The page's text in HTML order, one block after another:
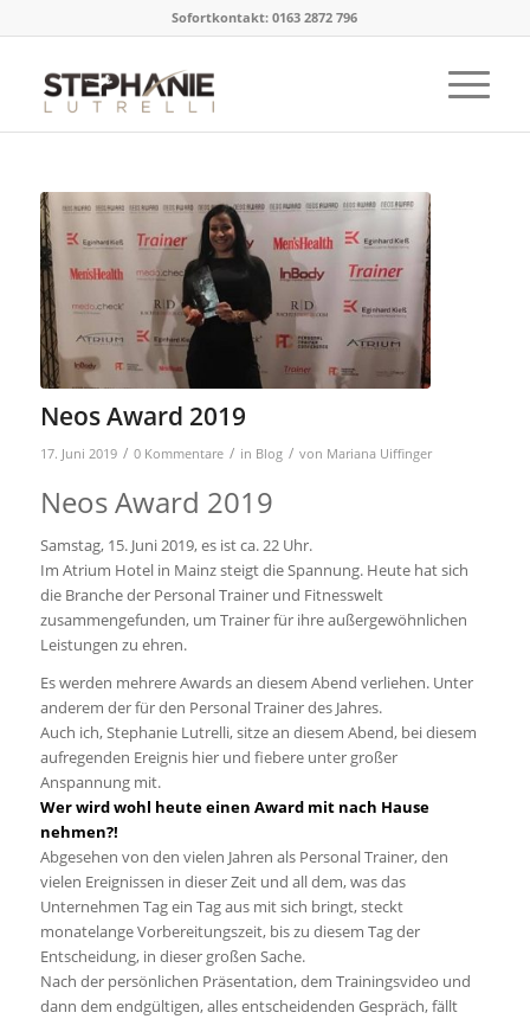
Sofortkontakt: 0163 2872 796
Neos Award 2019
17. Juni 2019 / 0 Kommentare / in Blog / von Mariana Uiffinger
Neos Award 2019
Samstag, 15. Juni 2019, es ist ca. 22 Uhr.
Im Atrium Hotel in Mainz steigt die Spannung. Heute hat sich
die Branche der Personal Trainer und Fitnesswelt
zusammengefunden, um Trainer für ihre außergewöhnlichen
Leistungen zu ehren.
Es werden mehrere Awards an diesem Abend verliehen. Unter
anderem der für den Personal Trainer des Jahres.
Auch ich, Stephanie Lutrelli, sitze an diesem Abend, bei diesem
aufregenden Ereignis hier und fiebere unter großer
Anspannung mit.
Wer wird wohl heute einen Award mit nach Hause
nehmen?!
Abgesehen von den vielen Jahren als Personal Trainer, den
vielen Ereignissen in dieser Zeit und all dem, was das
Unternehmen Tag ein Tag aus mit sich bringt, steckt
monatelange Vorbereitungszeit, bis zu diesem Tag der
Entscheidung, in dieser großen Sache.
Nach der persönlichen Präsentation, dem Trainingsvideo und
dann dem endgültigen, alles entscheidenden Gespräch, fällt